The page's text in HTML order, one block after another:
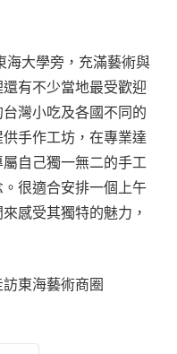
海大學旁，充滿藝術與
有不少當地最受歡迎
灣小吃及各國不同的
手作工坊，在專業達
自己獨一無二的手工
很適合安排一個上午
感受其獨特的魅力，